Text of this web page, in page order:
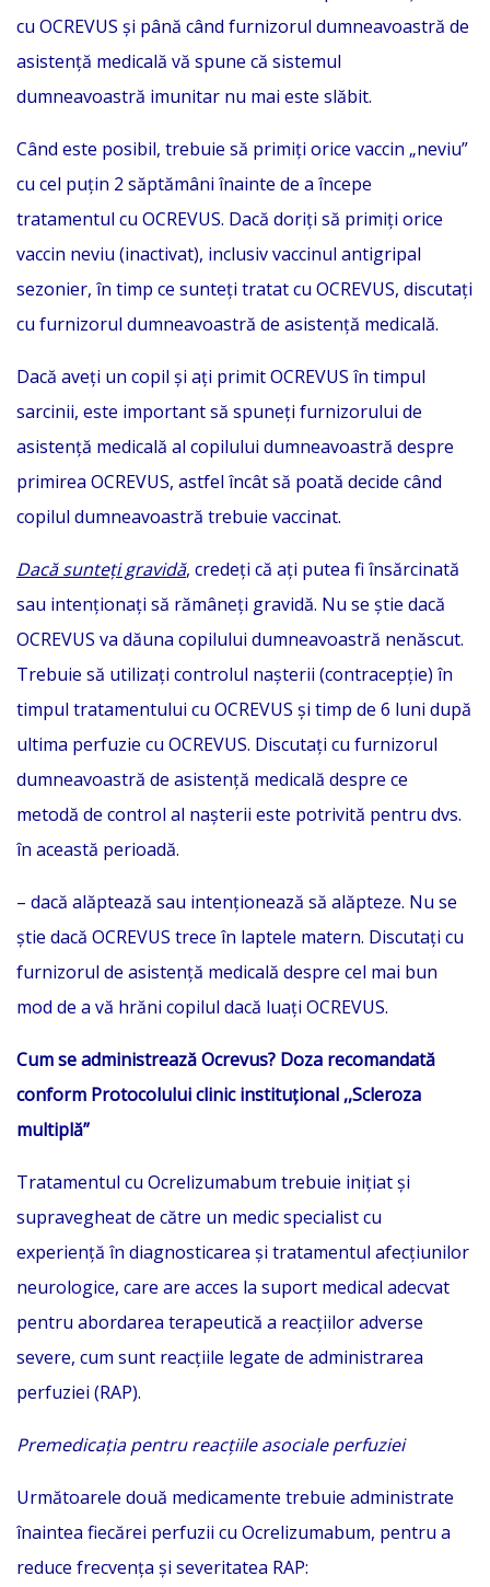
cu OCREVUS și până când furnizorul dumneavoastră de
asistență medicală vă spune că sistemul
dumneavoastră imunitar nu mai este slăbit.
Când este posibil, trebuie să primiți orice vaccin „neviu”
cu cel puțin 2 săptămâni înainte de a începe
tratamentul cu OCREVUS. Dacă doriți să primiți orice
vaccin neviu (inactivat), inclusiv vaccinul antigripal
sezonier, în timp ce sunteți tratat cu OCREVUS, discutați
cu furnizorul dumneavoastră de asistență medicală.
Dacă aveți un copil și ați primit OCREVUS în timpul
sarcinii, este important să spuneți furnizorului de
asistență medicală al copilului dumneavoastră despre
primirea OCREVUS, astfel încât să poată decide când
copilul dumneavoastră trebuie vaccinat.
Dacă sunteți gravidă, credeți că ați putea fi însărcinată
sau intenționați să rămâneți gravidă. Nu se știe dacă
OCREVUS va dăuna copilului dumneavoastră nenăscut.
Trebuie să utilizați controlul nașterii (contracepție) în
timpul tratamentului cu OCREVUS și timp de 6 luni după
ultima perfuzie cu OCREVUS. Discutați cu furnizorul
dumneavoastră de asistență medicală despre ce
metodă de control al nașterii este potrivită pentru dvs.
în această perioadă.
– dacă alăptează sau intenționează să alăpteze. Nu se
știe dacă OCREVUS trece în laptele matern. Discutați cu
furnizorul de asistență medicală despre cel mai bun
mod de a vă hrăni copilul dacă luați OCREVUS.
Cum se administrează Ocrevus? Doza recomandată
conform Protocolului clinic instituțional ,,Scleroza
multiplă”
Tratamentul cu Ocrelizumabum trebuie iniţiat şi
supravegheat de către un medic specialist cu
experienţă în diagnosticarea şi tratamentul afecţiunilor
neurologice, care are acces la suport medical adecvat
pentru abordarea terapeutică a reacţiilor adverse
severe, cum sunt reacţiile legate de administrarea
perfuziei (RAP).
Premedicaţia pentru reacţiile asociale perfuziei
Următoarele două medicamente trebuie administrate
înaintea fiecărei perfuzii cu Ocrelizumabum, pentru a
reduce frecvenţa şi severitatea RAP: